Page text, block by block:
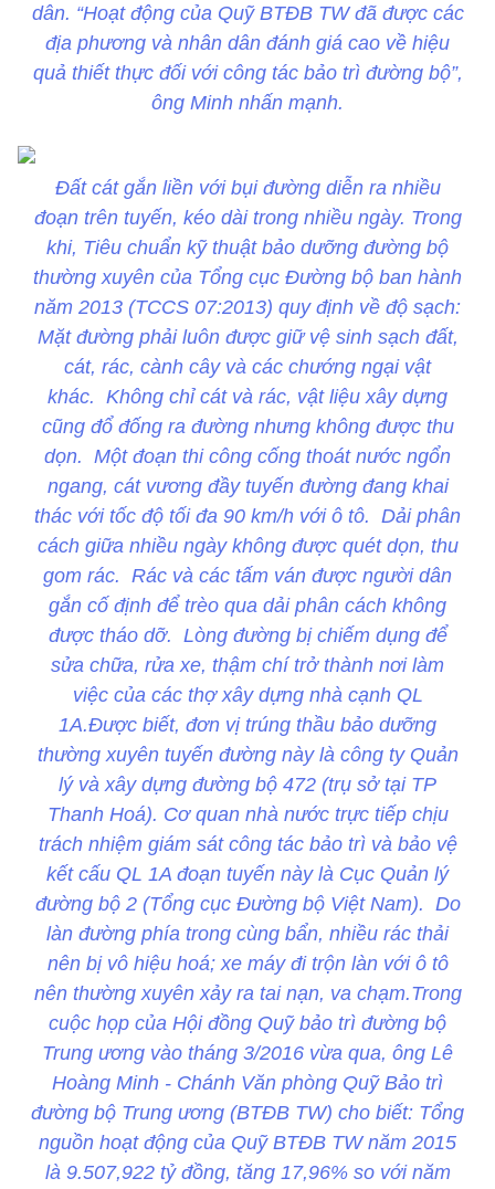
dân. “Hoạt động của Quỹ BTĐB TW đã được các
địa phương và nhân dân đánh giá cao về hiệu
quả thiết thực đối với công tác bảo trì đường bộ”,
ông Minh nhấn mạnh.
Đất cát gắn liền với bụi đường diễn ra nhiều
đoạn trên tuyến, kéo dài trong nhiều ngày. Trong
khi, Tiêu chuẩn kỹ thuật bảo dưỡng đường bộ
thường xuyên của Tổng cục Đường bộ ban hành
năm 2013 (TCCS 07:2013) quy định về độ sạch:
Mặt đường phải luôn được giữ vệ sinh sạch đất,
cát, rác, cành cây và các chướng ngại vật
khác. Không chỉ cát và rác, vật liệu xây dựng
cũng đổ đống ra đường nhưng không được thu
dọn. Một đoạn thi công cống thoát nước ngổn
ngang, cát vương đầy tuyến đường đang khai
thác với tốc độ tối đa 90 km/h với ô tô. Dải phân
cách giữa nhiều ngày không được quét dọn, thu
gom rác. Rác và các tấm ván được người dân
gắn cố định để trèo qua dải phân cách không
được tháo dỡ. Lòng đường bị chiếm dụng để
sửa chữa, rửa xe, thậm chí trở thành nơi làm
việc của các thợ xây dựng nhà cạnh QL
1A.Được biết, đơn vị trúng thầu bảo dưỡng
thường xuyên tuyến đường này là công ty Quản
lý và xây dựng đường bộ 472 (trụ sở tại TP
Thanh Hoá). Cơ quan nhà nước trực tiếp chịu
trách nhiệm giám sát công tác bảo trì và bảo vệ
kết cấu QL 1A đoạn tuyến này là Cục Quản lý
đường bộ 2 (Tổng cục Đường bộ Việt Nam). Do
làn đường phía trong cùng bẩn, nhiều rác thải
nên bị vô hiệu hoá; xe máy đi trộn làn với ô tô
nên thường xuyên xảy ra tai nạn, va chạm.Trong
cuộc họp của Hội đồng Quỹ bảo trì đường bộ
Trung ương vào tháng 3/2016 vừa qua, ông Lê
Hoàng Minh - Chánh Văn phòng Quỹ Bảo trì
đường bộ Trung ương (BTĐB TW) cho biết: Tổng
nguồn hoạt động của Quỹ BTĐB TW năm 2015
là 9.507,922 tỷ đồng, tăng 17,96% so với năm